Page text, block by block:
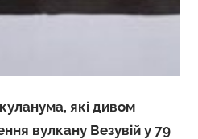
які дивом
вулкану Везувій у 79